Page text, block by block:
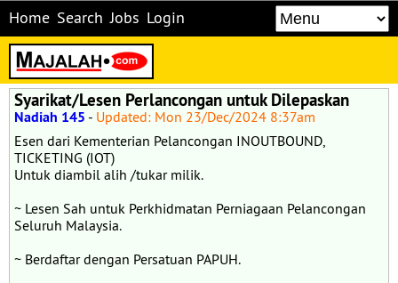
Home Search Jobs Login
Syarikat/Lesen Perlancongan untuk Dilepaskan
Nadiah 145 - Updated: Mon 23/Dec/2024 8:37am
Esen dari Kementerian Pelancongan INOUTBOUND,
TICKETING (IOT)
Untuk diambil alih /tukar milik.
~ Lesen Sah untuk Perkhidmatan Perniagaan Pelancongan
Seluruh Malaysia.
~ Berdaftar dengan Persatuan PAPUH.